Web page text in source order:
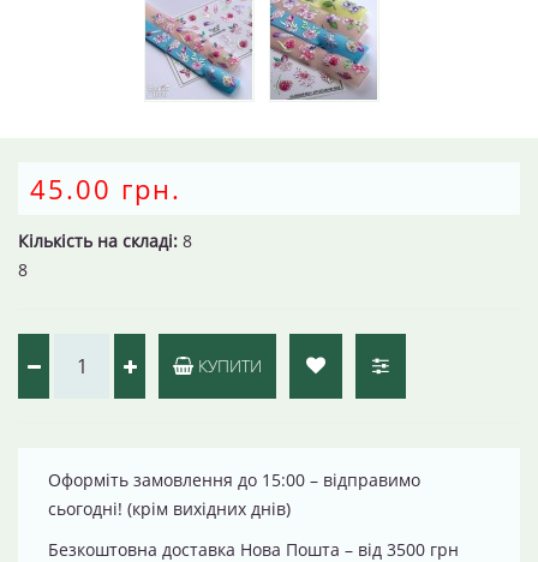
45.00 грн.
Кількість на складі: 8
8
КУПИТИ
Оформіть замовлення до 15:00 – відправимо
сьогодні! (крім вихідних днів)
Безкоштовна доставка Нова Пошта – від 3500 грн